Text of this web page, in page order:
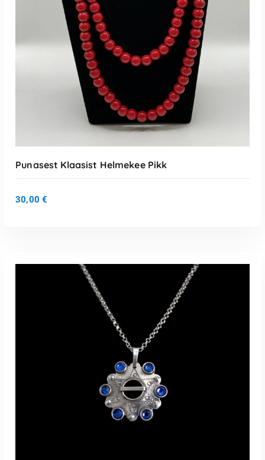
Punasest Klaasist Helmekee Pikk
30,00 €